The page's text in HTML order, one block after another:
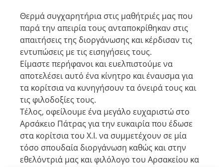
Θερμά συγχαρητήρια στις μαθήτριές μας που
παρά την απειρία τους ανταποκρίθηκαν στις
απαιτήσεις της διοργάνωσης και κέρδισαν τις
εντυπώσεις με τις εισηγήσεις τους.
Είμαστε περήφανοι και ευελπιστούμε να
αποτελέσει αυτό ένα κίνητρο και έναυσμα για
τα κορίτσια να κυνηγήσουν τα όνειρά τους και
τις φιλοδοξίες τους.
Τέλος, οφείλουμε ένα μεγάλο ευχαριστώ στο
Αρσάκειο Πάτρας για την ευκαιρία που έδωσε
στα κορίτσια του Χ.Ι. να συμμετέχουν σε μία
τόσο σπουδαία διοργάνωση καθώς και στην
εθελόντριά μας και φιλόλογο του Αρσακείου κα